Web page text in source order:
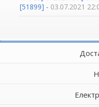
[51899] - 03.07.2021